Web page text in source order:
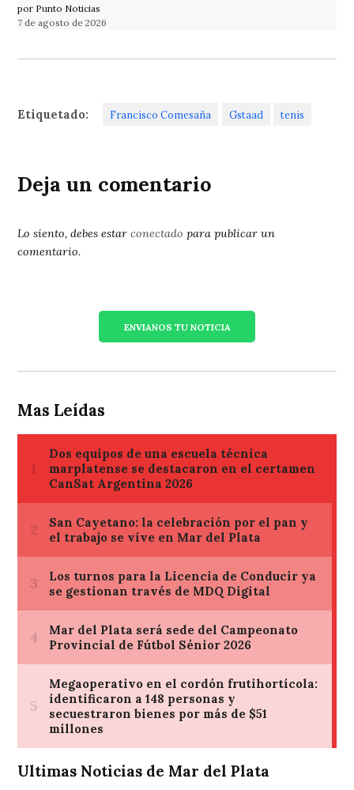
por Punto Noticias
7 de agosto de 2026
Etiquetado: Francisco Comesaña Gstaad tenis
Deja un comentario
Lo siento, debes estarconectado para publicar un
comentario.
ENVIANOS TU NOTICIA
Mas Leídas
Ultimas Noticias de Mar del Plata